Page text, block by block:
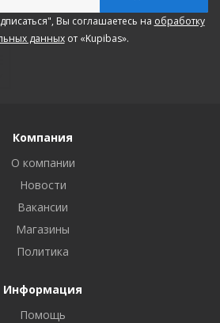
Вы соглашаетесь на обработку
данныхот «Kupibas».
Компания
О компании
Новости
Вакансии
Магазины
Политика
Информация
Помощь